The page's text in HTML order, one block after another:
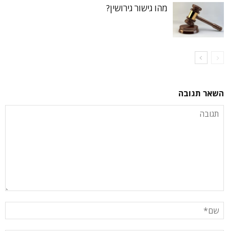
מהו גישור גירושין?
השאר תגובה